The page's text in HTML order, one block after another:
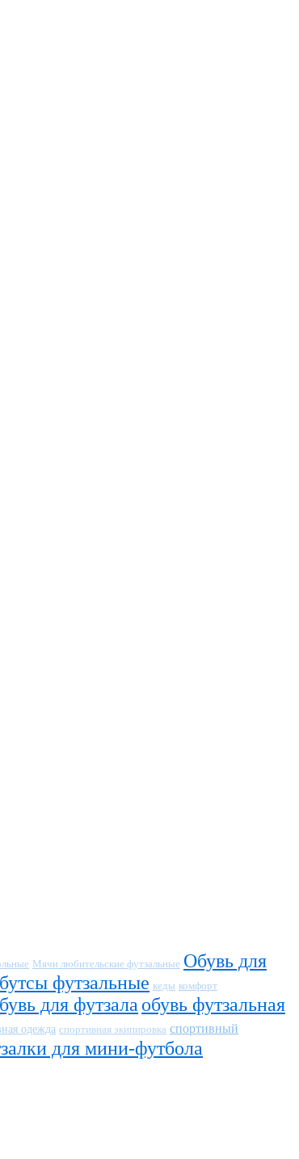
Мячи любительские футзальные Обувь для
бутсы футзальные кеды комфорт
для футзала обувь футзальная
одежда спортивная экипировка спортивный
для мини-футбола